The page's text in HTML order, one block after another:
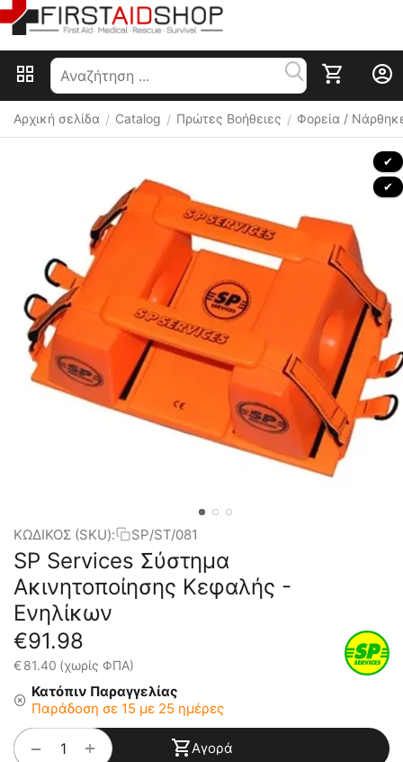
Αρχική σελίδα / Catalog / Πρώτες Βοήθειες / Φορεία /
✔
✔
ΚΩΔΙΚΟΣ (SKU): SP/ST/081
SP Services Σύστημα
Ακινητοποίησης Κεφαλής -
Ενηλίκων
€91.98
€81.40 (χωρίς ΦΠΑ)
Κατόπιν Παραγγελίας
Παράδοση σε 15 με 25 ημέρες
+
− Αγορά